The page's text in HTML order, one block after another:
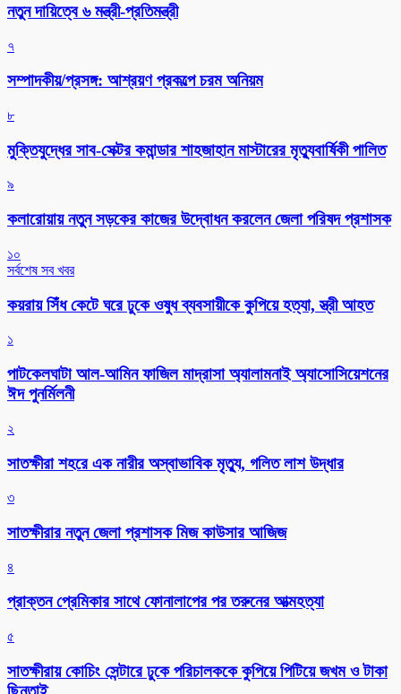
নতুন দায়িত্বে ৬ মন্ত্রী-প্রতিমন্ত্রী
৭
সম্পাদকীয়/প্রসঙ্গ: আশ্রয়ণ প্রকল্পে চরম অনিয়ম
৮
মুক্তিযুদ্ধের সাব-সেক্টর কমান্ডার শাহজাহান মাস্টারের মৃত্যুবার্ষিকী পালিত
৯
কলারোয়ায় নতুন সড়কের কাজের উদ্বোধন করলেন জেলা পরিষদ প্রশাসক
১০
সর্বশেষ সব খবর
কয়রায় সিঁধ কেটে ঘরে ঢুকে ওষুধ ব্যবসায়ীকে কুপিয়ে হত্যা, স্ত্রী আহত
১
পাটকেলঘাটা আল-আমিন ফাজিল মাদ্রাসা অ্যালামনাই অ্যাসোসিয়েশনের
ঈদ পুনর্মিলনী
২
সাতক্ষীরা শহরে এক নারীর অস্বাভাবিক মৃত্যু, গলিত লাশ উদ্ধার
৩
সাতক্ষীরার নতুন জেলা প্রশাসক মিজ কাউসার আজিজ
৪
প্রাক্তন প্রেমিকার সাথে ফোনালাপের পর তরুনের আত্মহত্যা
৫
সাতক্ষীরায় কোচিং সেন্টারে ঢুকে পরিচালককে কুপিয়ে পিটিয়ে জখম ও টাকা